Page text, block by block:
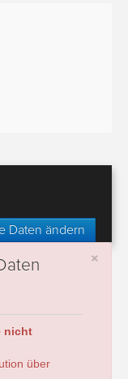
Daten ändern
×
nicht
über